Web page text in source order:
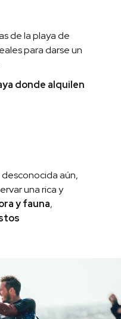
de la playa de
para darse un
donde alquilen
aún,
una rica y
y fauna,